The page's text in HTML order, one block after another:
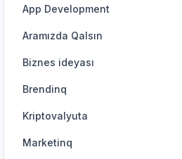
App Development
Aramızda Qalsın
Biznes ideyası
Brendinq
Kriptovalyuta
Marketinq